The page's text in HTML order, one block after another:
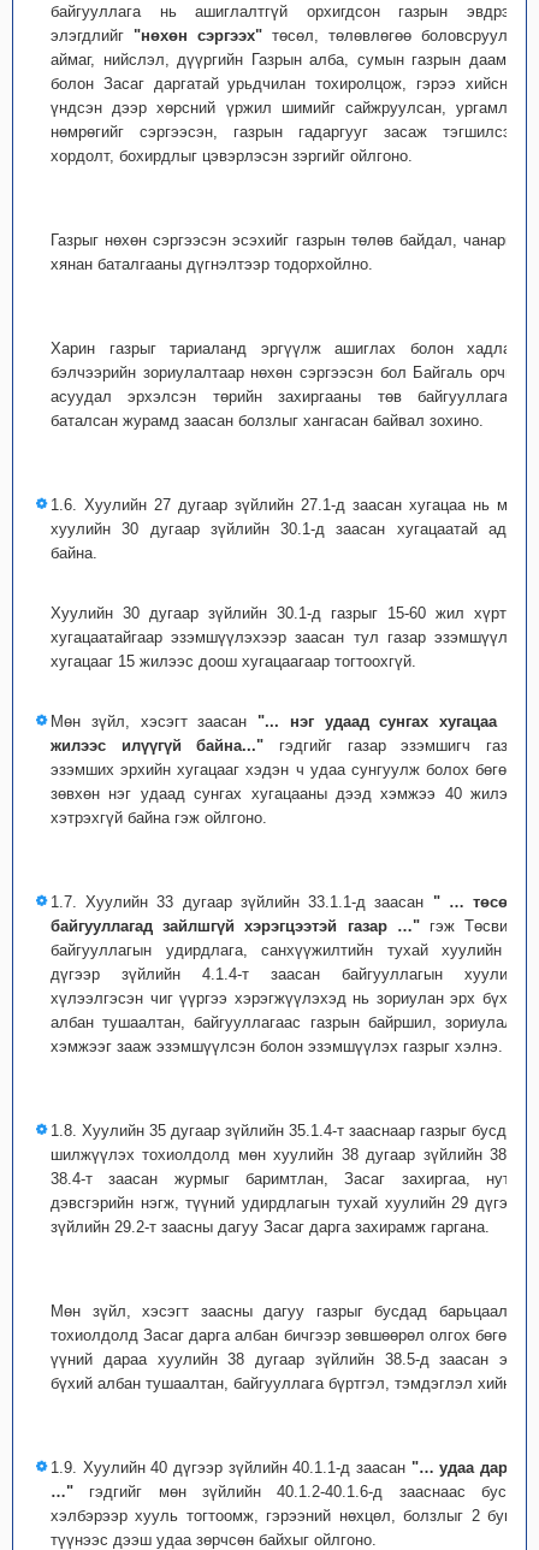
байгууллага нь ашиглалтгүй орхигдсон газрын эвдрэл,
элэгдлийг "нөхөн сэргээх" төсөл, төлөвлөгөө боловсруулан
аймаг, нийслэл, дүүргийн Газрын алба, сумын газрын даамал
болон Засаг даргатай урьдчилан тохиролцож, гэрээ хийсний
үндсэн дээр хөрсний үржил шимийг сайжруулсан, ургамлан
нөмрөгийг сэргээсэн, газрын гадаргууг засаж тэгшилсэн,
хордолт, бохирдлыг цэвэрлэсэн зэргийг ойлгоно.
Газрыг нөхөн сэргээсэн эсэхийг газрын төлөв байдал, чанарын
хянан баталгааны дүгнэлтээр тодорхойлно.
Харин газрыг тариаланд эргүүлж ашиглах болон хадлан,
бэлчээрийн зориулалтаар нөхөн сэргээсэн бол Байгаль орчны
асуудал эрхэлсэн төрийн захиргааны төв байгууллагаас
баталсан журамд заасан болзлыг хангасан байвал зохино.
1.6. Хуулийн 27 дугаар зүйлийн 27.1-д заасан хугацаа нь мөн
хуулийн 30 дугаар зүйлийн 30.1-д заасан хугацаатай адил
байна.
Хуулийн 30 дугаар зүйлийн 30.1-д газрыг 15-60 жил хүртэл
хугацаатайгаар эзэмшүүлэхээр заасан тул газар эзэмшүүлэх
хугацааг 15 жилээс доош хугацаагаар тогтоохгүй.
Мөн зүйл, хэсэгт заасан "... нэг удаад сунгах хугацаа 40
жилээс илүүгүй байна..." гэдгийг газар эзэмшигч газар
эзэмших эрхийн хугацааг хэдэн ч удаа сунгуулж болох бөгөөд
зөвхөн нэг удаад сунгах хугацааны дээд хэмжээ 40 жилээс
хэтрэхгүй байна гэж ойлгоно.
1.7. Хуулийн 33 дугаар зүйлийн 33.1.1-д заасан " … төсөвт
байгууллагад зайлшгүй хэрэгцээтэй газар …"гэж Төсвийн
байгууллагын удирдлага, санхүүжилтийн тухай хуулийн 4
дүгээр зүйлийн 4.1.4-т заасан байгууллагын хуулиар
хүлээлгэсэн чиг үүргээ хэрэгжүүлэхэд нь зориулан эрх бүхий
албан тушаалтан, байгууллагаас газрын байршил, зориулалт,
хэмжээг зааж эзэмшүүлсэн болон эзэмшүүлэх газрыг хэлнэ.
1.8. Хуулийн 35 дугаар зүйлийн 35.1.4-т зааснаар газрыг бусдад
шилжүүлэх тохиолдолд мөн хуулийн 38 дугаар зүйлийн 38.3,
38.4-т заасан журмыг баримтлан, Засаг захиргаа, нутаг
дэвсгэрийн нэгж, түүний удирдлагын тухай хуулийн 29 дүгээр
зүйлийн 29.2-т заасны дагуу Засаг дарга захирамж гаргана.
Мөн зүйл, хэсэгт заасны дагуу газрыг бусдад барьцаалах
тохиолдолд Засаг дарга албан бичгээр зөвшөөрөл олгох бөгөөд
үүний дараа хуулийн 38 дугаар зүйлийн 38.5-д заасан эрх
бүхий албан тушаалтан, байгууллага бүртгэл, тэмдэглэл хийнэ.
1.9. Хуулийн 40 дүгээр зүйлийн 40.1.1-д заасан "… удаа дараа
…" гэдгийг мөн зүйлийн 40.1.2-40.1.6-д зааснаас бусад
хэлбэрээр хууль тогтоомж, гэрээний нөхцөл, болзлыг 2 буюу
түүнээс дээш удаа зөрчсөн байхыг ойлгоно.